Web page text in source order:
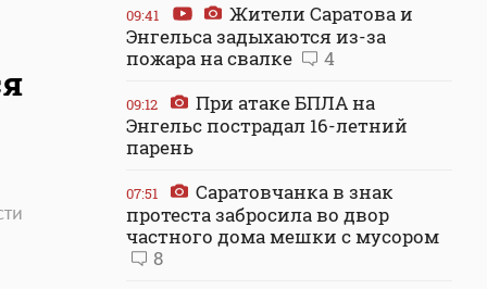
09:41
Жители Саратова и
Энгельса задыхаются из-за
пожара на свалке
4
09:12
При атаке БПЛА на
Энгельс пострадал 16-летний
парень
07:51
Саратовчанка в знак
протеста забросила во двор
частного дома мешки с мусором
8